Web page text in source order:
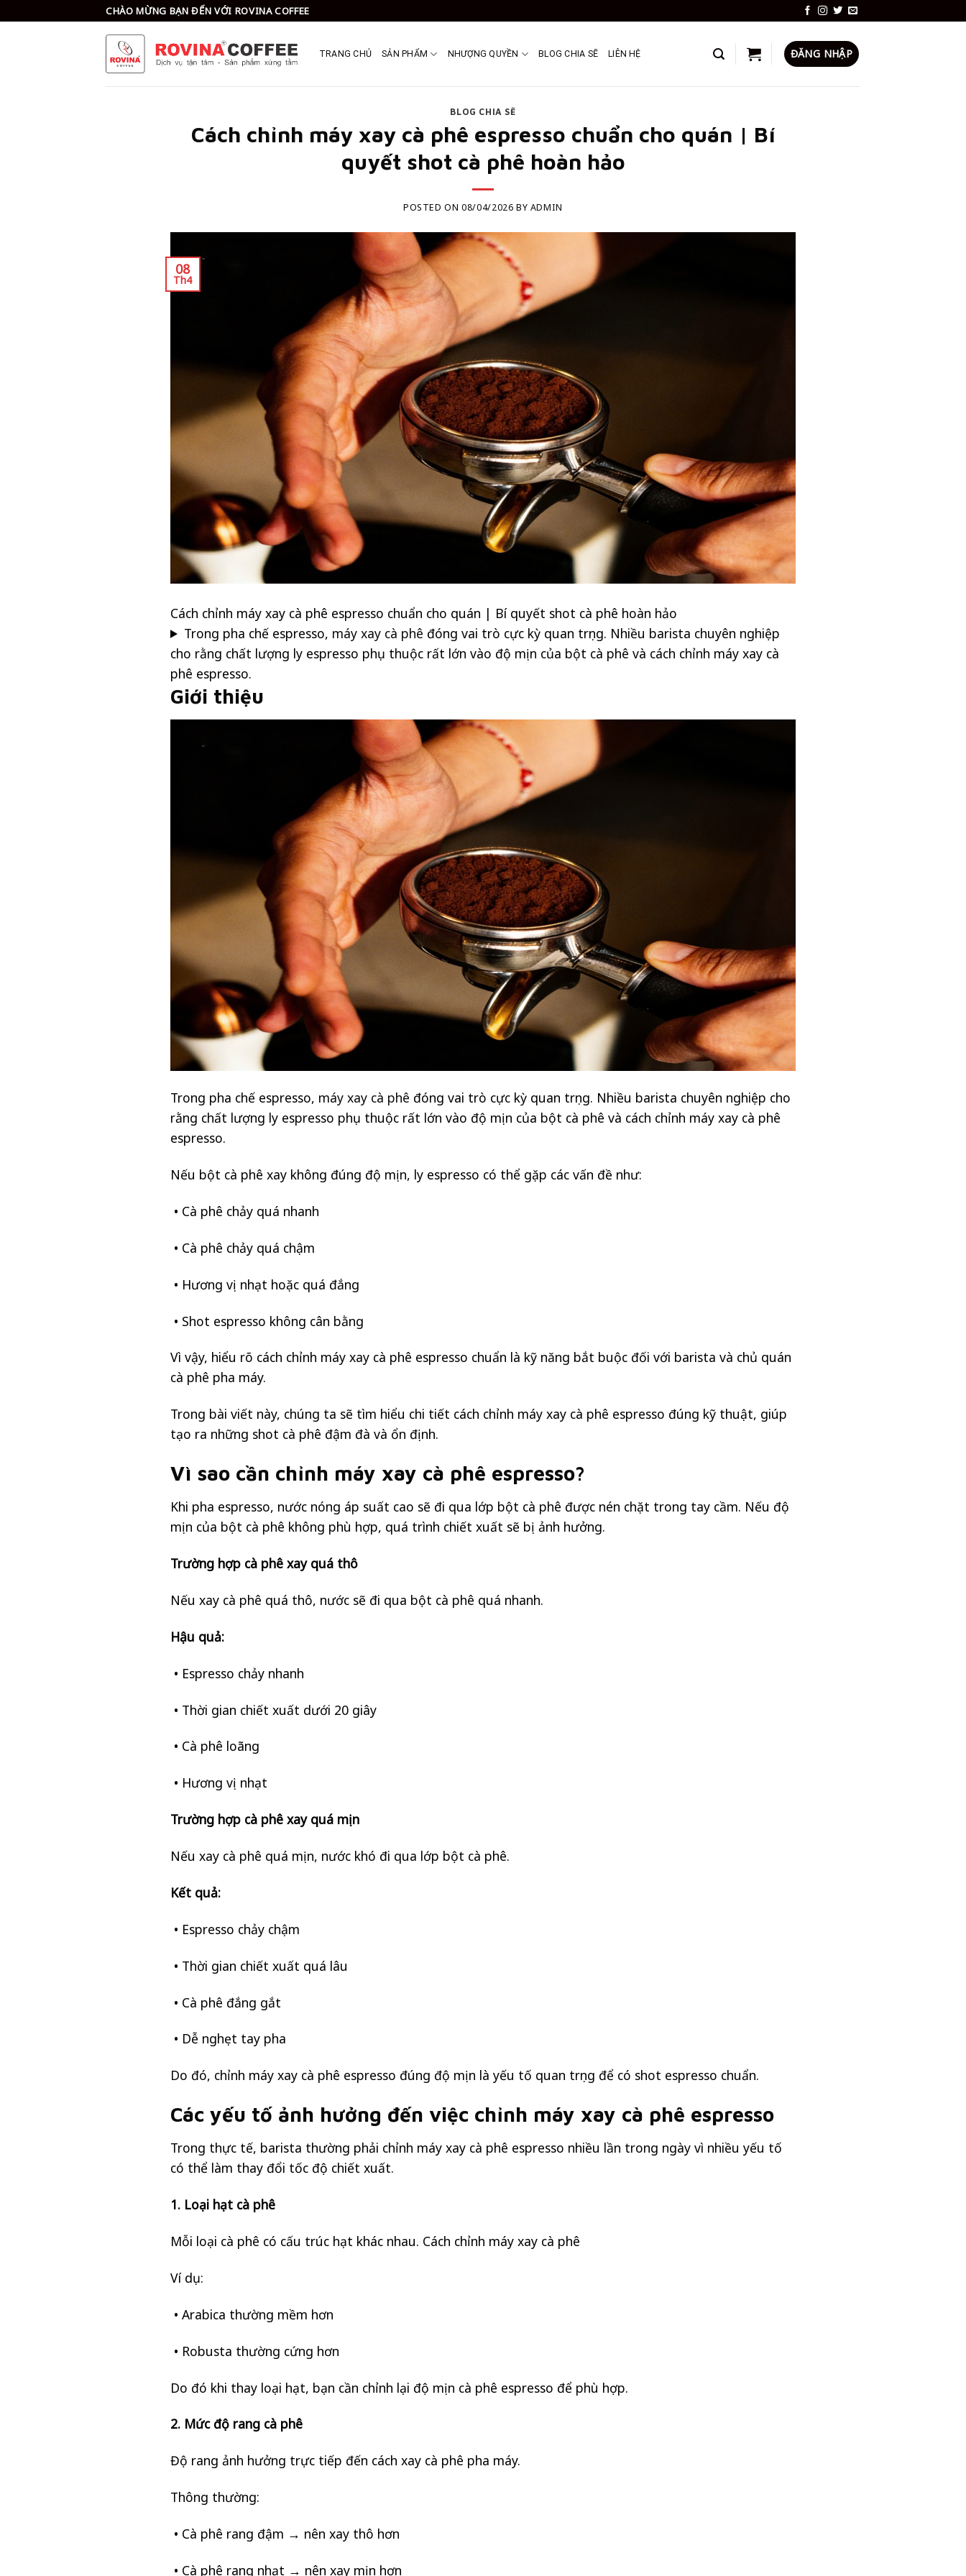
CHÀO MỪNG BẠN ĐẾN VỚI ROVINA COFFEE
TRANG CHỦ SẢN PHẨM NHƯỢNG QUYỀN BLOG CHIA SẼ LIÊN HỆ ĐĂNG NHẬP
BLOG CHIA SẼ
Cách chỉnh máy xay cà phê espresso chuẩn cho quán | Bí
quyết shot cà phê hoàn hảo
POSTED ON08/04/2026 BY ADMIN
08
Th4
Cách chỉnh máy xay cà phê espresso chuẩn cho quán | Bí quyết shot cà phê hoàn hảo
Trong pha chế espresso, máy xay cà phê đóng vai trò cực kỳ quan trọng. Nhiều barista chuyên nghiệp
cho rằng chất lượng ly espresso phụ thuộc rất lớn vào độ mịn của bột cà phê và cách chỉnh máy xay cà
phê espresso.
Giới thiệu
Trong pha chế espresso, máy xay cà phê đóng vai trò cực kỳ quan trọng. Nhiều barista chuyên nghiệp cho
rằng chất lượng ly espresso phụ thuộc rất lớn vào độ mịn của bột cà phê và cách chỉnh máy xay cà phê
espresso.
Nếu bột cà phê xay không đúng độ mịn, ly espresso có thể gặp các vấn đề như:
• Cà phê chảy quá nhanh
• Cà phê chảy quá chậm
• Hương vị nhạt hoặc quá đắng
• Shot espresso không cân bằng
Vì vậy, hiểu rõ cách chỉnh máy xay cà phê espresso chuẩn là kỹ năng bắt buộc đối với barista và chủ quán
cà phê pha máy.
Trong bài viết này, chúng ta sẽ tìm hiểu chi tiết cách chỉnh máy xay cà phê espresso đúng kỹ thuật, giúp
tạo ra những shot cà phê đậm đà và ổn định.
Vì sao cần chỉnh máy xay cà phê espresso?
Khi pha espresso, nước nóng áp suất cao sẽ đi qua lớp bột cà phê được nén chặt trong tay cầm. Nếu độ
mịn của bột cà phê không phù hợp, quá trình chiết xuất sẽ bị ảnh hưởng.
Trường hợp cà phê xay quá thô
Nếu xay cà phê quá thô, nước sẽ đi qua bột cà phê quá nhanh.
Hậu quả:
• Espresso chảy nhanh
• Thời gian chiết xuất dưới 20 giây
• Cà phê loãng
• Hương vị nhạt
Trường hợp cà phê xay quá mịn
Nếu xay cà phê quá mịn, nước khó đi qua lớp bột cà phê.
Kết quả:
• Espresso chảy chậm
• Thời gian chiết xuất quá lâu
• Cà phê đắng gắt
• Dễ nghẹt tay pha
Do đó, chỉnh máy xay cà phê espresso đúng độ mịn là yếu tố quan trọng để có shot espresso chuẩn.
Các yếu tố ảnh hưởng đến việc chỉnh máy xay cà phê espresso
Trong thực tế, barista thường phải chỉnh máy xay cà phê espresso nhiều lần trong ngày vì nhiều yếu tố
có thể làm thay đổi tốc độ chiết xuất.
1. Loại hạt cà phê
Mỗi loại cà phê có cấu trúc hạt khác nhau. Cách chỉnh máy xay cà phê
Ví dụ:
• Arabica thường mềm hơn
• Robusta thường cứng hơn
Do đó khi thay loại hạt, bạn cần chỉnh lại độ mịn cà phê espresso để phù hợp.
2. Mức độ rang cà phê
Độ rang ảnh hưởng trực tiếp đến cách xay cà phê pha máy.
Thông thường:
• Cà phê rang đậm → nên xay thô hơn
• Cà phê rang nhạt → nên xay mịn hơn